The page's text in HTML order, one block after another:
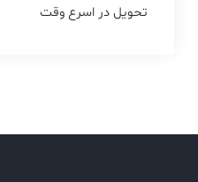
تحویل در اسرع وقت